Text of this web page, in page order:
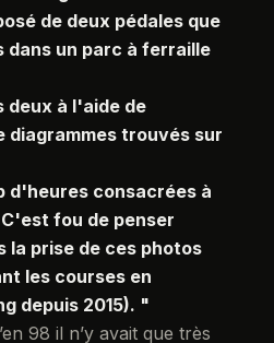
de deux pédales que
dans un parc à ferraille
deux à l'aide de
diagrammes trouvés sur
d'heures consacrées à
fou de penser
la prise de ces photos
les courses en
depuis 2015). "
98 il n’y avait que très